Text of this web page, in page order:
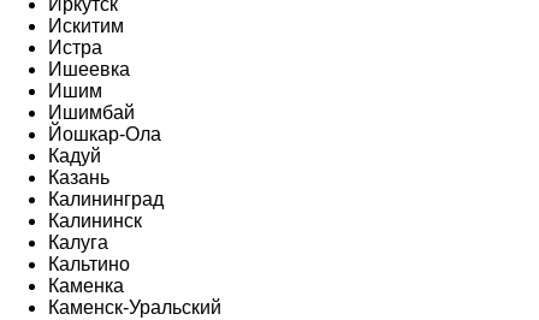
Иркутск
Искитим
Истра
Ишеевка
Ишим
Ишимбай
Йошкар-Ола
Кадуй
Казань
Калининград
Калининск
Калуга
Кальтино
Каменка
Каменск-Уральский